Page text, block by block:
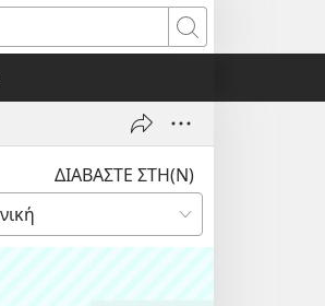
Αναζήτηση
ΔΙΑΒΑΣΤΕ ΣΤΗ(Ν)